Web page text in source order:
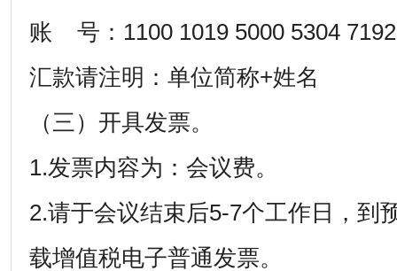
账 号：1100 1019 5000 5304 7192
汇款请注明：单位简称+姓名
（三）开具发票。
1.发票内容为：会议费。
2.请于会议结束后5-7个工作日，到
载增值税电子普通发票。